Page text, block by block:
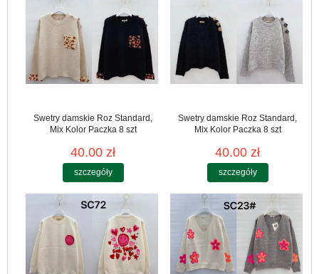
Swetry damskie Roz Standard,
Mix Kolor Paczka 8 szt
40.00 zł
szczegóły
Swetry damskie Roz Standard,
Mix Kolor Paczka 8 szt
40.00 zł
szczegóły